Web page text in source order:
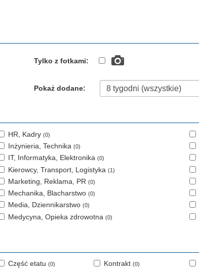
Tylko z fotkami:
Pokaż dodane:
HR, Kadry(0)
Inżynieria, Technika(0)
IT, Informatyka, Elektronika(0)
Kierowcy, Transport, Logistyka(1)
Marketing, Reklama, PR(0)
Mechanika, Blacharstwo(0)
Media, Dziennikarstwo(0)
Medycyna, Opieka zdrowotna(0)
Część etatu(0) Kontrakt (0)